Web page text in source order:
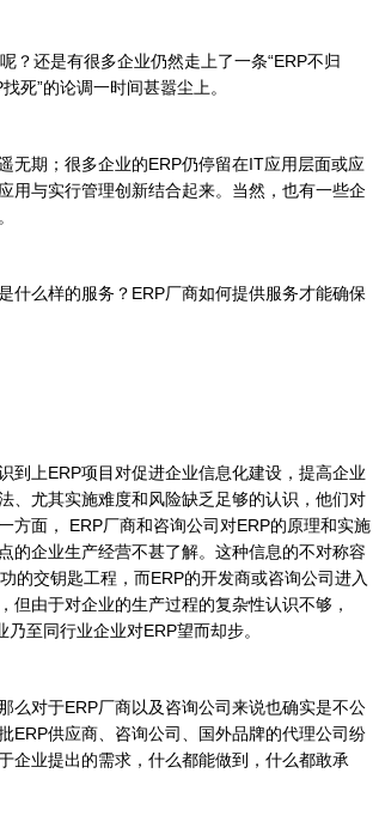
还是有很多企业仍然走上了一条“ERP不归
死”的论调一时间甚嚣尘上。
期；很多企业的ERP仍停留在IT应用层面或应
用与实行管理创新结合起来。当然，也有一些企
么样的服务？ERP厂商如何提供服务才能确保
上ERP项目对促进企业信息化建设，提高企业
、尤其实施难度和风险缺乏足够的认识，他们对
方面， ERP厂商和咨询公司对ERP的原理和实施
的企业生产经营不甚了解。这种信息的不对称容
的交钥匙工程，而ERP的开发商或咨询公司进入
由于对企业的生产过程的复杂性认识不够，
至同行业企业对ERP望而却步。
对于ERP厂商以及咨询公司来说也确实是不公
ERP供应商、咨询公司、国外品牌的代理公司纷
企业提出的需求，什么都能做到，什么都敢承